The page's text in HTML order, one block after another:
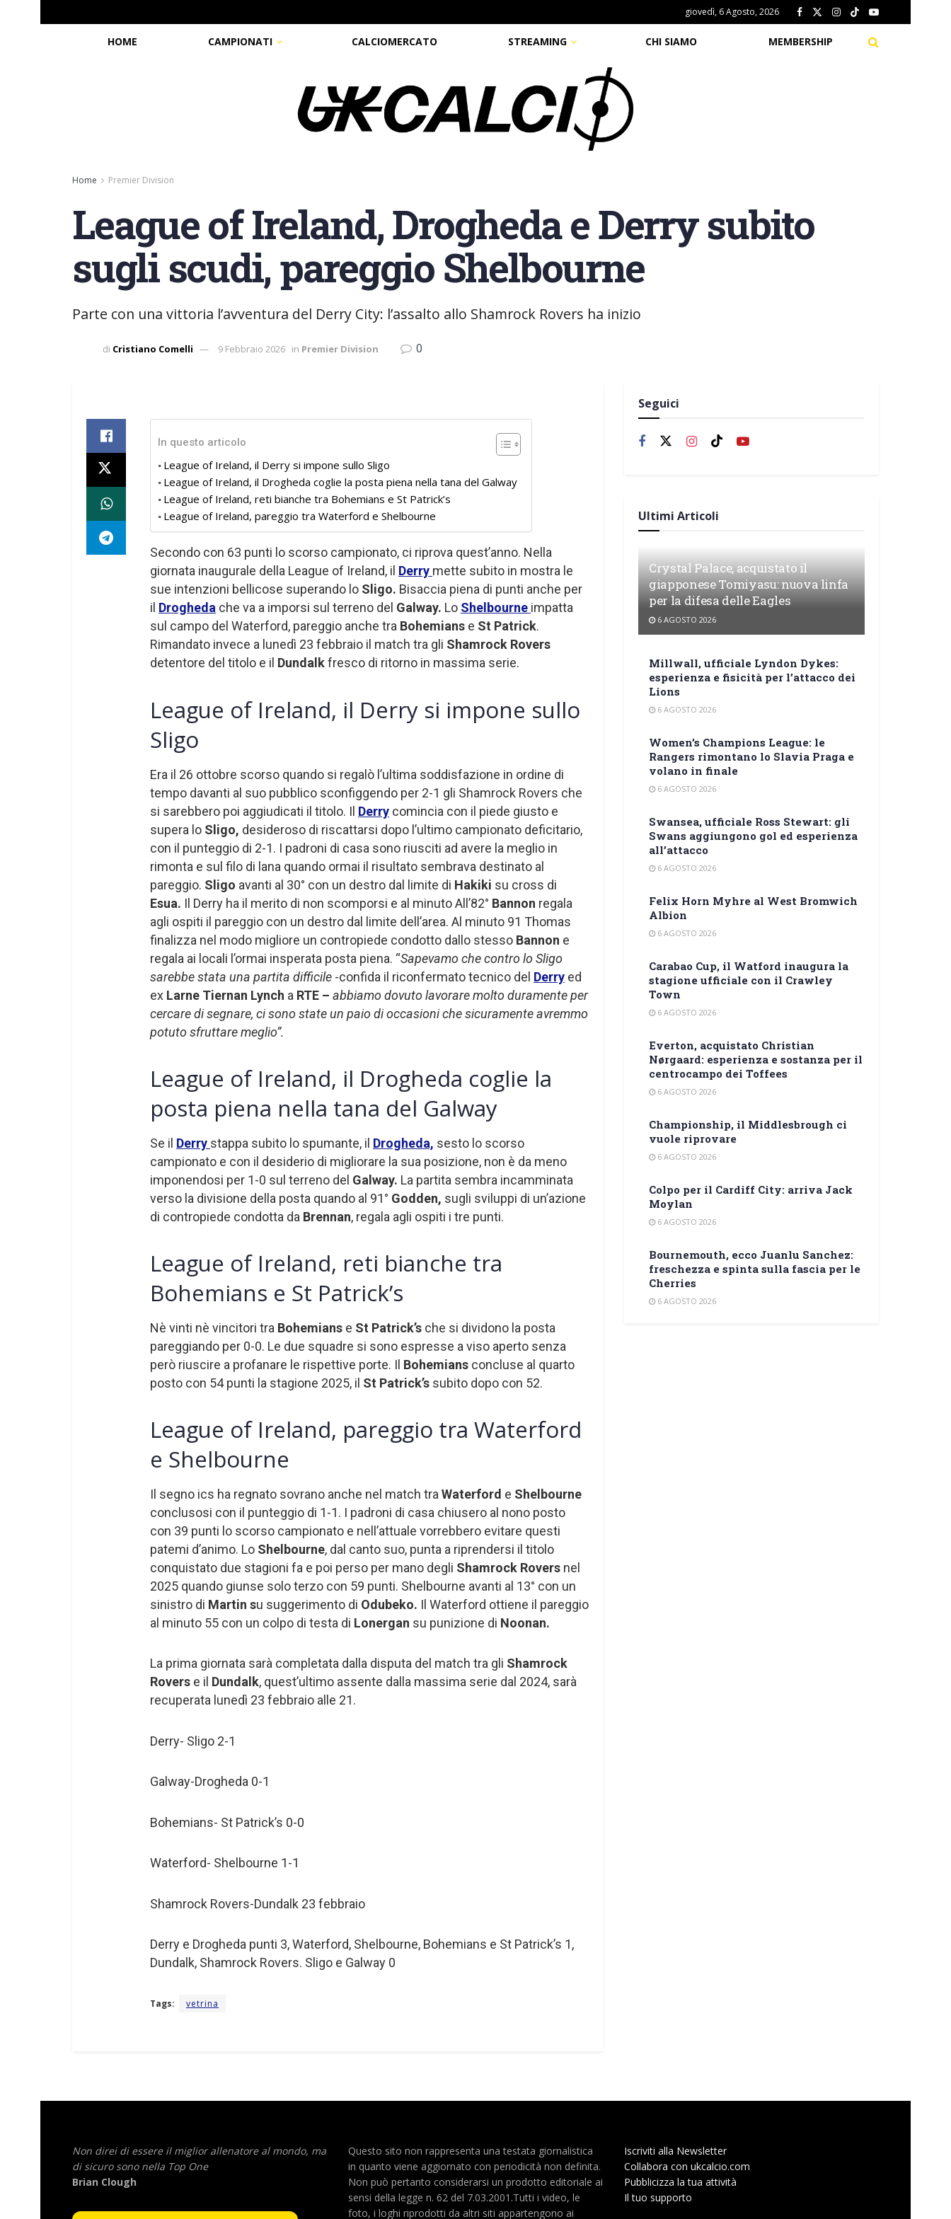
giovedì, 6 Agosto, 2026
HOME CAMPIONATI CALCIOMERCATO STREAMING CHI SIAMO MEMBERSHIP
Home Premier Division
League of Ireland, Drogheda e Derry subito
sugli scudi, pareggio Shelbourne
Parte con una vittoria l’avventura del Derry City: l’assalto allo Shamrock Rovers ha inizio
di Cristiano Comelli 9 Febbraio 2026 in Premier Division 0
In questo articolo
League of Ireland, il Derry si impone sullo Sligo
League of Ireland, il Drogheda coglie la posta piena nella tana del Galway
League of Ireland, reti bianche tra Bohemians e St Patrick’s
League of Ireland, pareggio tra Waterford e Shelbourne
Secondo con 63 punti lo scorso campionato, ci riprova quest’anno. Nella
giornata inaugurale della League of Ireland, il Derry mette subito in mostra le
sue intenzioni bellicose superando lo Sligo. Bisaccia piena di punti anche per
il Drogheda che va a imporsi sul terreno del Galway. Lo Shelbourne impatta
sul campo del Waterford, pareggio anche tra Bohemians e St Patrick.
Rimandato invece a lunedì 23 febbraio il match tra gli Shamrock Rovers
detentore del titolo e il Dundalkfresco di ritorno in massima serie.
League of Ireland, il Derry si impone sullo
Sligo
Era il 26 ottobre scorso quando si regalò l’ultima soddisfazione in ordine di
tempo davanti al suo pubblico sconfiggendo per 2-1 gli Shamrock Rovers che
si sarebbero poi aggiudicati il titolo. Il Derry comincia con il piede giusto e
supera lo Sligo, desideroso di riscattarsi dopo l’ultimo campionato deficitario,
con il punteggio di 2-1. I padroni di casa sono riusciti ad avere la meglio in
rimonta e sul filo di lana quando ormai il risultato sembrava destinato al
pareggio. Sligo avanti al 30° con un destro dal limite di Hakiki su cross di
Esua. Il Derry ha il merito di non scomporsi e al minuto All’82° Bannon regala
agli ospiti il pareggio con un destro dal limite dell’area. Al minuto 91 Thomas
finalizza nel modo migliore un contropiede condotto dallo stesso Bannon e
regala ai locali l’ormai insperata posta piena. “Sapevamo che contro lo Sligo
sarebbe stata una partita difficile -confida il riconfermato tecnico del Derry ed
ex Larne Tiernan Lynch a RTE – abbiamo dovuto lavorare molto duramente per
cercare di segnare, ci sono state un paio di occasioni che sicuramente avremmo
potuto sfruttare meglio”.
League of Ireland, il Drogheda coglie la
posta piena nella tana del Galway
Se il Derry stappa subito lo spumante, il Drogheda, sesto lo scorso
campionato e con il desiderio di migliorare la sua posizione, non è da meno
imponendosi per 1-0 sul terreno del Galway. La partita sembra incamminata
verso la divisione della posta quando al 91° Godden, sugli sviluppi di un’azione
di contropiede condotta da Brennan, regala agli ospiti i tre punti.
League of Ireland, reti bianche tra
Bohemians e St Patrick’s
Nè vinti nè vincitori tra Bohemians e St Patrick’s che si dividono la posta
pareggiando per 0-0. Le due squadre si sono espresse a viso aperto senza
però riuscire a profanare le rispettive porte. Il Bohemians concluse al quarto
posto con 54 punti la stagione 2025, il St Patrick’s subito dopo con 52.
League of Ireland, pareggio tra Waterford
e Shelbourne
Il segno ics ha regnato sovrano anche nel match tra Waterford e Shelbourne
conclusosi con il punteggio di 1-1. I padroni di casa chiusero al nono posto
con 39 punti lo scorso campionato e nell’attuale vorrebbero evitare questi
patemi d’animo. Lo Shelbourne, dal canto suo, punta a riprendersi il titolo
conquistato due stagioni fa e poi perso per mano degli Shamrock Rovers nel
2025 quando giunse solo terzo con 59 punti. Shelbourne avanti al 13° con un
sinistro di Martin su suggerimento di Odubeko. Il Waterford ottiene il pareggio
al minuto 55 con un colpo di testa di Lonergan su punizione di Noonan.
La prima giornata sarà completata dalla disputa del match tra gli Shamrock
Rovers e il Dundalk, quest’ultimo assente dalla massima serie dal 2024, sarà
recuperata lunedì 23 febbraio alle 21.
Derry- Sligo 2-1
Galway-Drogheda 0-1
Bohemians- St Patrick’s 0-0
Waterford- Shelbourne 1-1
Shamrock Rovers-Dundalk 23 febbraio
Derry e Drogheda punti 3, Waterford, Shelbourne, Bohemians e St Patrick’s 1,
Dundalk, Shamrock Rovers. Sligo e Galway 0
Tags: vetrina
Seguici
Ultimi Articoli
Crystal Palace, acquistato il
giapponese Tomiyasu: nuova linfa
per la difesa delle Eagles
6 AGOSTO 2026
Millwall, ufficiale Lyndon Dykes:
esperienza e fisicità per l’attacco dei
Lions
6 AGOSTO 2026
Women’s Champions League: le
Rangers rimontano lo Slavia Praga e
volano in finale
6 AGOSTO 2026
Swansea, ufficiale Ross Stewart: gli
Swans aggiungono gol ed esperienza
all’attacco
6 AGOSTO 2026
Felix Horn Myhre al West Bromwich
Albion
6 AGOSTO 2026
Carabao Cup, il Watford inaugura la
stagione ufficiale con il Crawley
Town
6 AGOSTO 2026
Everton, acquistato Christian
Nørgaard: esperienza e sostanza per il
centrocampo dei Toffees
6 AGOSTO 2026
Championship, il Middlesbrough ci
vuole riprovare
6 AGOSTO 2026
Colpo per il Cardiff City: arriva Jack
Moylan
6 AGOSTO 2026
Bournemouth, ecco Juanlu Sanchez:
freschezza e spinta sulla fascia per le
Cherries
6 AGOSTO 2026
Non direi di essere il miglior allenatore al mondo, ma
di sicuro sono nella Top One
Brian Clough
Questo sito non rappresenta una testata giornalistica
in quanto viene aggiornato con periodicità non definita.
Non può pertanto considerarsi un prodotto editoriale ai
sensi della legge n. 62 del 7.03.2001.Tutti i video, le
foto, i loghi riprodotti da altri siti appartengono ai
Iscriviti alla Newsletter
Collabora con ukcalcio.com
Pubblicizza la tua attività
Il tuo supporto